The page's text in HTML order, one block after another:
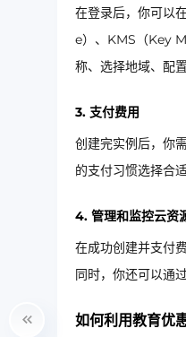
在登录后，你可以
e）、KMS（Key
称、选择地域、配
3. 支付费用
创建完实例后，你
的支付习惯选择合
4. 管理和监控云资
在成功创建并支付
同时，你还可以通
如何利用教育优